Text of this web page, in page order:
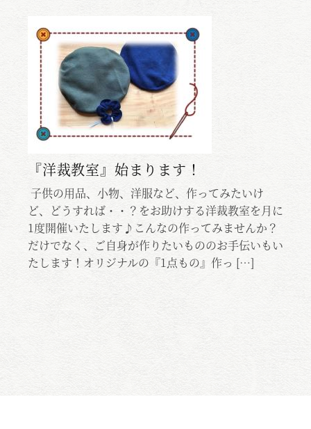
『洋裁教室』始まります！
子供の用品、小物、洋服など、作ってみたいけ
ど、どうすれば・・？をお助けする洋裁教室を月に
1度開催いたします♪こんなの作ってみませんか？
だけでなく、ご自身が作りたいもののお手伝いもい
たします！オリジナルの『1点もの』作っ […]